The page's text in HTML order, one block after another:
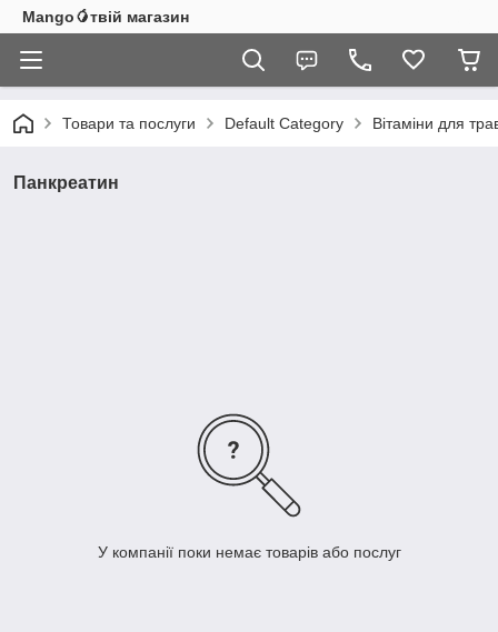
Mango🥭твій магазин
Товари та послуги Default Category Вітаміни для
Панкреатин
У компанії поки немає товарів або послуг